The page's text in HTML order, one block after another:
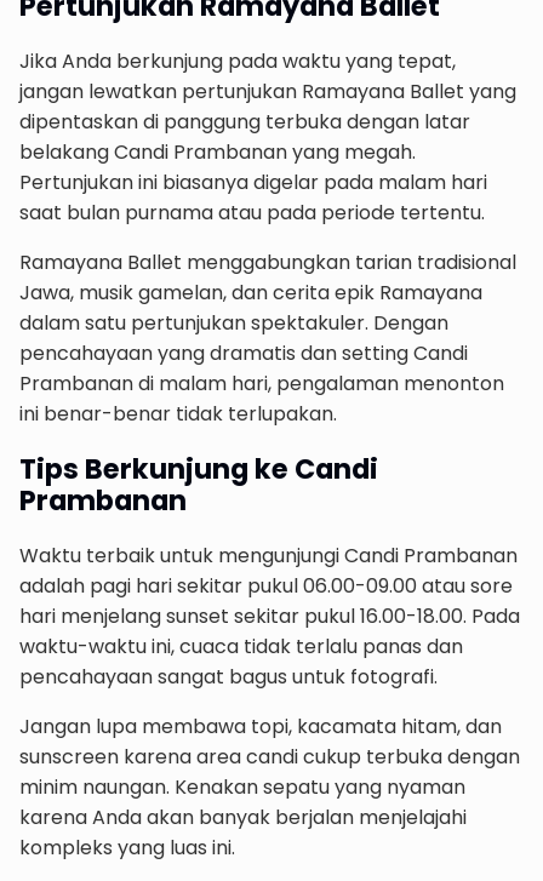
Jika Anda berkunjung pada waktu yang tepat,
jangan lewatkan pertunjukan Ramayana Ballet yang
dipentaskan di panggung terbuka dengan latar
belakang Candi Prambanan yang megah.
Pertunjukan ini biasanya digelar pada malam hari
saat bulan purnama atau pada periode tertentu.
Ramayana Ballet menggabungkan tarian tradisional
Jawa, musik gamelan, dan cerita epik Ramayana
dalam satu pertunjukan spektakuler. Dengan
pencahayaan yang dramatis dan setting Candi
Prambanan di malam hari, pengalaman menonton
ini benar-benar tidak terlupakan.
Tips Berkunjung ke Candi
Prambanan
Waktu terbaik untuk mengunjungi Candi Prambanan
adalah pagi hari sekitar pukul 06.00-09.00 atau sore
hari menjelang sunset sekitar pukul 16.00-18.00. Pada
waktu-waktu ini, cuaca tidak terlalu panas dan
pencahayaan sangat bagus untuk fotografi.
Jangan lupa membawa topi, kacamata hitam, dan
sunscreen karena area candi cukup terbuka dengan
minim naungan. Kenakan sepatu yang nyaman
karena Anda akan banyak berjalan menjelajahi
kompleks yang luas ini.